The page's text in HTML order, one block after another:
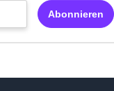
Abonnieren